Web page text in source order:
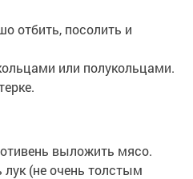
отбить, посолить и
или полукольцами.
выложить мясо.
лук (не очень толстым